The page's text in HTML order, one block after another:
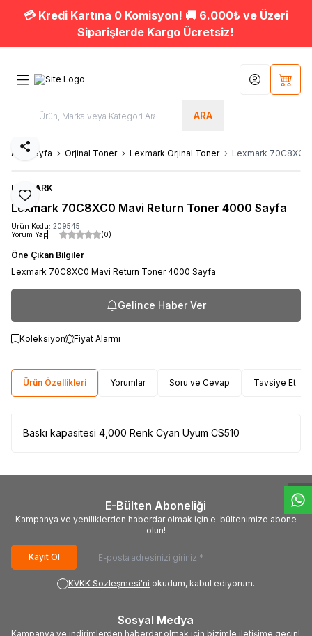
💳 Kredi Kartına 0 Komisyon! 🚚 6.000₺ ve Üzeri
Siparişlerde Kargo Ücretsiz!
ARA
Hesabım
Ana Sayfa Orjinal Toner Lexmark Orjinal Toner Lexmark
Favoriye Ekle
Paylaş
LEXMARK
Lexmark 70C8XC0 Mavi Return Toner 4000 Sayfa
Ürün Kodu: 209545
Yorum Yap
(0)
Öne Çıkan Bilgiler
Lexmark 70C8XC0 Mavi Return Toner 4000 Sayfa
Gelince Haber Ver
Koleksiyon Fiyat Alarmı
Ürün Özellikleri Yorumlar Soru ve Cevap Tavsiye Et
Baskı kapasitesi 4,000 Renk Cyan Uyum CS510
E-Bülten Aboneliği
Kampanya ve yeniliklerden haberdar olmak için e-bültenimize abone
olun!
Kayıt Ol
KVKK Sözleşmesi'ni okudum, kabul ediyorum.
Sosyal Medya
Kampanya ve indirimlerden haberdar olmak için bizimle iletişime geçin!